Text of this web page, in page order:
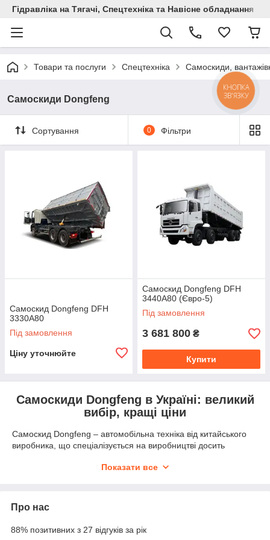
Гідравліка на Тягачі, Спецтехніка та Навісне обладнання
Товари та послуги Спецтехніка Самоскиди,
Самоскиди Dongfeng
Сортування 0 Фільтри
Самоскид Dongfeng DFH
3330A80
Під замовлення
Ціну уточнюйте
Самоскид Dongfeng DFH
3440A80 (Євро-5)
Під замовлення
3 681 800 ₴
Купити
Самоскиди Dongfeng в Україні: великий
вибір, кращі ціни
Самоскид Dongfeng – автомобільна техніка від китайського
виробника, що спеціалізується на виробництві досить
та вантажівок та інших машин комерційного
на ринок справді надійну та конкурентну продукцію,
яка користується підвищеним попитом у багатьох країнах
світу. Якщо ви плануєте купити самоскид Донг Фенг,
звертайтесь в інтернет-магазин компанії «Hydromarket». Тут
Показати все
Про нас
88% позитивних з 27 відгуків за рік
КНОПКА
ЗВ'ЯЗКУ